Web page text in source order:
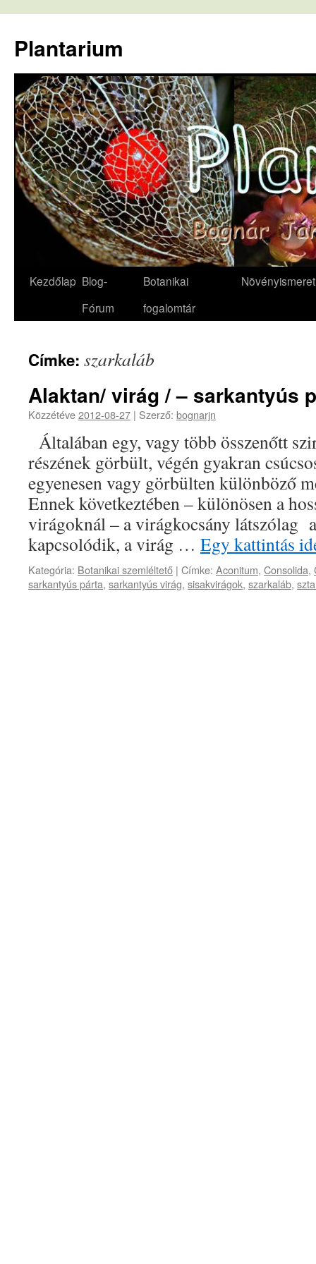
tartalomba
Plantarium
Kezdőlap Blog-
Fórum
Botanikai
fogalomtár
Növényismeret
Címke: szarkaláb
Alaktan/ virág / – sarkantyús
Közzétéve2012-08-27 | Szerző: bognarjn
Általában egy, vagy több összenőtt
részének görbült, végén gyakran
egyenesen vagy görbülten különböző
Ennek következtében – különösen a
virágoknál – a virágkocsány látszólag
kapcsolódik, a virág … Egy kattintás
Kategória: Botanikai szemléltető | Címke: Aconitum, Consolida,
sarkantyús párta, sarkantyús virág, sisakvirágok, szarkaláb,